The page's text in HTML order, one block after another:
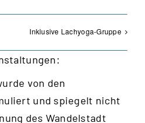
Inklusive Lachyoga-Gruppe
von den
und spiegelt nicht
des Wandelstadt